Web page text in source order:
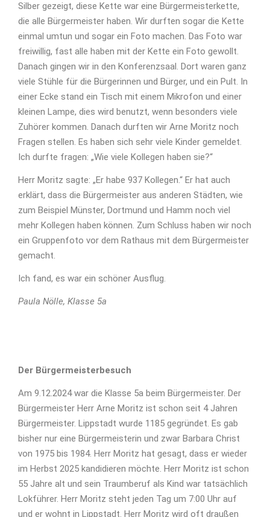
Silber gezeigt, diese Kette war eine Bürgermeisterkette,
die alle Bürgermeister haben. Wir durften sogar die Kette
einmal umtun und sogar ein Foto machen. Das Foto war
freiwillig, fast alle haben mit der Kette ein Foto gewollt.
Danach gingen wir in den Konferenzsaal. Dort waren ganz
viele Stühle für die Bürgerinnen und Bürger, und ein Pult. In
einer Ecke stand ein Tisch mit einem Mikrofon und einer
kleinen Lampe, dies wird benutzt, wenn besonders viele
Zuhörer kommen. Danach durften wir Arne Moritz noch
Fragen stellen. Es haben sich sehr viele Kinder gemeldet.
Ich durfte fragen: „Wie viele Kollegen haben sie?“
Herr Moritz sagte: „Er habe 937 Kollegen.“ Er hat auch
erklärt, dass die Bürgermeister aus anderen Städten, wie
zum Beispiel Münster, Dortmund und Hamm noch viel
mehr Kollegen haben können. Zum Schluss haben wir noch
ein Gruppenfoto vor dem Rathaus mit dem Bürgermeister
gemacht.
Ich fand, es war ein schöner Ausflug.
Paula Nölle, Klasse 5a
Der Bürgermeisterbesuch
Am 9.12.2024 war die Klasse 5a beim Bürgermeister. Der
Bürgermeister Herr Arne Moritz ist schon seit 4 Jahren
Bürgermeister. Lippstadt wurde 1185 gegründet. Es gab
bisher nur eine Bürgermeisterin und zwar Barbara Christ
von 1975 bis 1984. Herr Moritz hat gesagt, dass er wieder
im Herbst 2025 kandidieren möchte. Herr Moritz ist schon
55 Jahre alt und sein Traumberuf als Kind war tatsächlich
Lokführer. Herr Moritz steht jeden Tag um 7:00 Uhr auf
und er wohnt in Lippstadt. Herr Moritz wird oft draußen